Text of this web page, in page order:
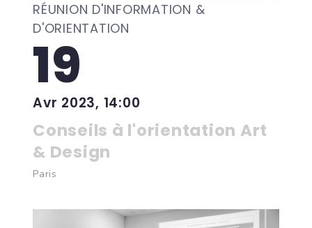
RÉUNION D'INFORMATION &
D'ORIENTATION
19
Avr 2023, 14:00
Conseils à l'orientation Art
& Design
Paris